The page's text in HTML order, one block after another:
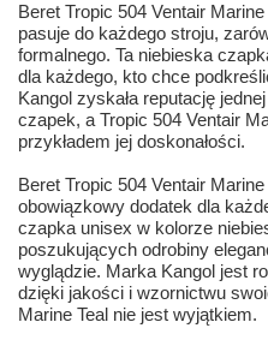
Beret Tropic 504 Ventair
pasuje do każdego stroju,
formalnego. Ta niebieska
dla każdego, kto chce
Kangol zyskała reputację
czapek, a Tropic 504 Ventair
przykładem jej doskonałości.
Beret Tropic 504 Ventair
obowiązkowy dodatek dla
czapka unisex w kolorze
poszukujących odrobiny
wyglądzie. Marka Kangol jest
dzięki jakości i wzornictwu
Marine Teal nie jest wyjątkiem.